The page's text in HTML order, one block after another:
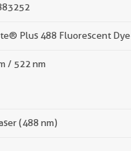
Plus 488 Fluorescent Dye
/ 522 nm
(488 nm)